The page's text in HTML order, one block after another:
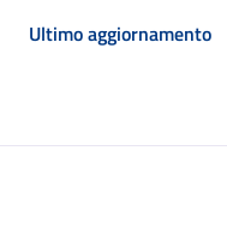
Ultimo aggiornamento